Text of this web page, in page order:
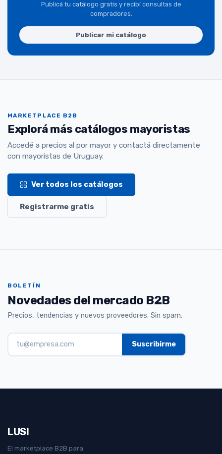
Publicá tu catálogo gratis y recibí consultas de
compradores.
Publicar mi catálogo
MARKETPLACE B2B
Explorá más catálogos mayoristas
Accedé a precios al por mayor y contactá directamente
con mayoristas de Uruguay.
Ver todos los catálogos
Registrarme gratis
BOLETÍN
Novedades del mercado B2B
Precios, tendencias y nuevos proveedores. Sin spam.
LUSI
El marketplace B2B para